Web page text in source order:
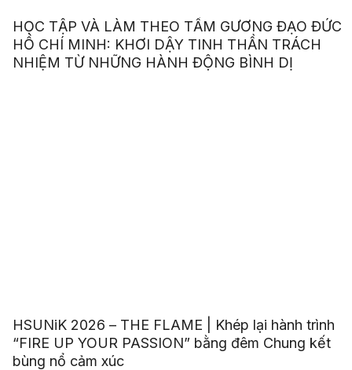
HỌC TẬP VÀ LÀM THEO TẤM GƯƠNG ĐẠO ĐỨC
HỒ CHÍ MINH: KHƠI DẬY TINH THẦN TRÁCH
NHIỆM TỪ NHỮNG HÀNH ĐỘNG BÌNH DỊ
HSUNiK 2026 – THE FLAME | Khép lại hành trình
“FIRE UP YOUR PASSION” bằng đêm Chung kết
bùng nổ cảm xúc